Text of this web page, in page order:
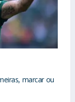
marcar ou